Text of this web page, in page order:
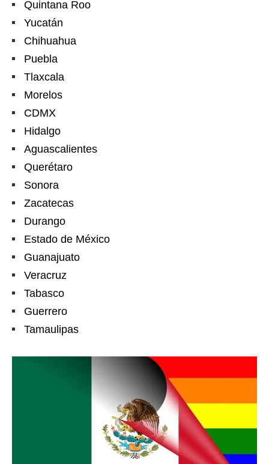
Quintana Roo
Yucatán
Chihuahua
Puebla
Tlaxcala
Morelos
CDMX
Hidalgo
Aguascalientes
Querétaro
Sonora
Zacatecas
Durango
Estado de México
Guanajuato
Veracruz
Tabasco
Guerrero
Tamaulipas